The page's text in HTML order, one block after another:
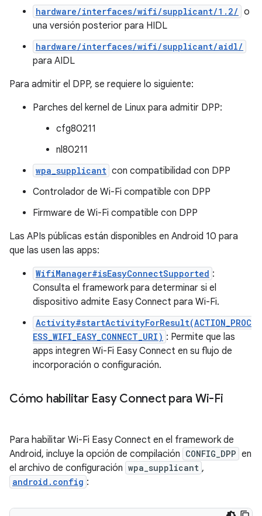
hardware/interfaces/wifi/supplicant/1.2/ o
una versión posterior para HIDL
hardware/interfaces/wifi/supplicant/aidl/
para AIDL
Para admitir el DPP, se requiere lo siguiente:
Parches del kernel de Linux para admitir DPP:
cfg80211
nl80211
wpa_supplicant con compatibilidad con DPP
Controlador de Wi-Fi compatible con DPP
Firmware de Wi-Fi compatible con DPP
Las APIs públicas están disponibles en Android 10 para
que las usen las apps:
WifiManager#isEasyConnectSupported :
Consulta el framework para determinar si el
dispositivo admite Easy Connect para Wi-Fi.
Activity#startActivityForResult(ACTION_PROC
ESS_WIFI_EASY_CONNECT_URI) : Permite que las
apps integren Wi-Fi Easy Connect en su flujo de
incorporación o configuración.
Cómo habilitar Easy Connect para Wi-Fi
Para habilitar Wi-Fi Easy Connect en el framework de
Android, incluye la opción de compilación CONFIG_DPP en
el archivo de configuración wpa_supplicant ,
android.config :